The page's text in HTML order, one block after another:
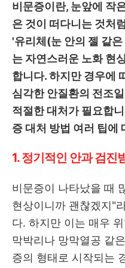
비문증이란, 눈앞에 작
은 것이 떠다니는 것처
'유리체(눈 안의 젤 같
는 자연스러운 노화 현
합니다. 하지만 경우에
심각한 안질환의 전조
적절한 대처가 필요합
증 대처 방법 여러 팁에
1. 정기적인 안과 검진
비문증이 나타났을 때
현상이니까 괜찮겠지"
다. 하지만 이는 매우
막박리나 망막열공 같
증의 형태로 시작되는